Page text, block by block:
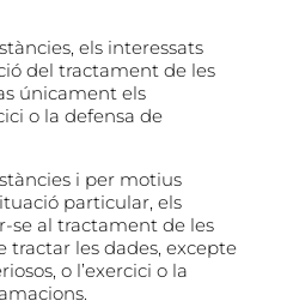
els interessats
del tractament de les
únicament els
o la defensa de
i per motius
particular, els
se al tractament de les
tractar les dades, excepte
o l’exercici o la